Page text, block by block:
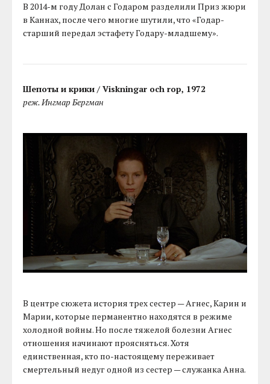
В 2014-м году Долан с Годаром разделили Приз жюри
в Каннах, после чего многие шутили, что «Годар-
старший передал эстафету Годару-младшему».
Шепоты и крики / Viskningar och rop, 1972
реж. Ингмар Бергман
В центре сюжета история трех сестер — Агнес, Карин и
Марии, которые перманентно находятся в режиме
холодной войны. Но после тяжелой болезни Агнес
отношения начинают проясняться. Хотя
единственная, кто по-настоящему переживает
смертельный недуг одной из сестер — служанка Анна.